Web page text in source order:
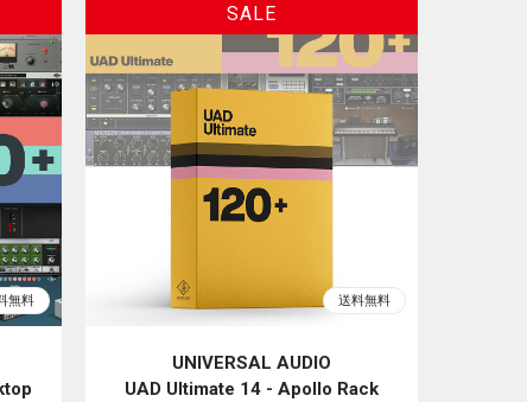
UNIVERSAL AUDIO
UAD Ultimate 14 - Apollo Rack